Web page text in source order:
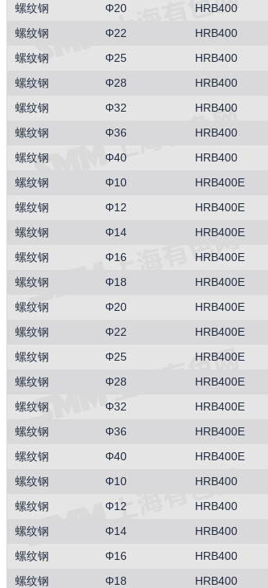
螺纹钢
Φ20 HRB400
螺纹钢
Φ22 HRB400
螺纹钢
Φ25 HRB400
螺纹钢
Φ28 HRB400
螺纹钢
Φ32 HRB400
螺纹钢
Φ36 HRB400
螺纹钢
Φ40 HRB400
螺纹钢
Φ10 HRB400E
螺纹钢
Φ12 HRB400E
螺纹钢
Φ14 HRB400E
螺纹钢
Φ16 HRB400E
螺纹钢
Φ18 HRB400E
螺纹钢
Φ20 HRB400E
螺纹钢
Φ22 HRB400E
螺纹钢
Φ25 HRB400E
螺纹钢
Φ28 HRB400E
螺纹钢
Φ32 HRB400E
螺纹钢
Φ36 HRB400E
螺纹钢
Φ40 HRB400E
螺纹钢
Φ10 HRB400
螺纹钢
Φ12 HRB400
螺纹钢
Φ14 HRB400
螺纹钢
Φ16 HRB400
螺纹钢
Φ18 HRB400